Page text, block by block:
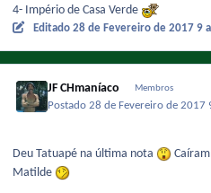
4- Império de Casa Verde
Editado 28 de Fevereiro de 2017 9
JF CHmaníaco Membros
Postado28 de Fevereiro de 2017
Deu Tatuapé na última nota
Caíram
Matilde